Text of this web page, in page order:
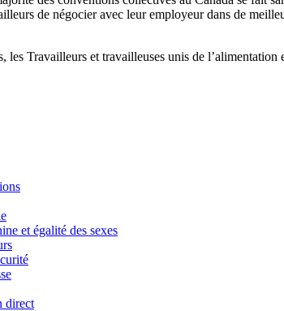
de négocier avec leur employeur dans de
Travailleurs et travailleuses unis de
et égalité des sexes
direct